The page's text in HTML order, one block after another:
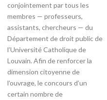
conjointement par tous les
membres — professeurs,
assistants, chercheurs — du
Département de droit public de
l’Université Catholique de
Louvain. Afin de renforcer la
dimension citoyenne de
l’ouvrage, le concours d’un
certain nombre de